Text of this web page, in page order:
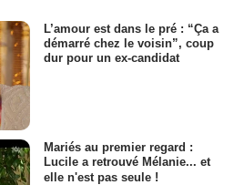
L’amour est dans le pré : “Ça a
démarré chez le voisin”, coup
dur pour un ex-candidat
Mariés au premier regard :
Lucile a retrouvé Mélanie... et
elle n'est pas seule !